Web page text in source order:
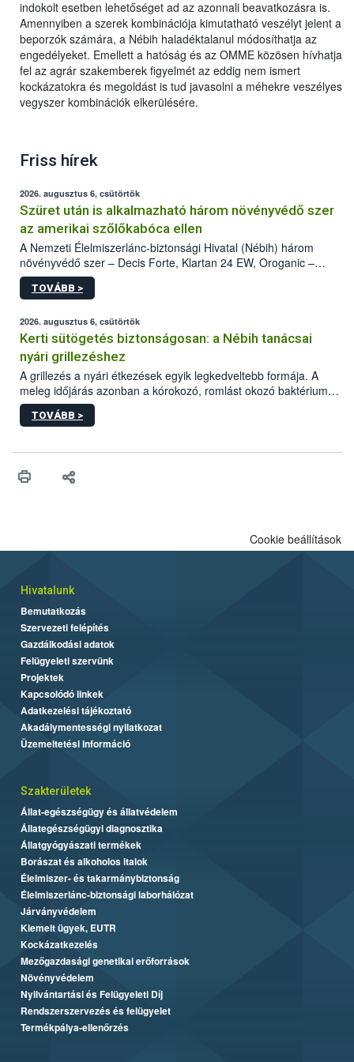
indokolt esetben lehetőséget ad az azonnali beavatkozásra is.
Amennyiben a szerek kombinációja kimutatható veszélyt jelent a
beporzók számára, a Nébih haladéktalanul módosíthatja az
engedélyeket. Emellett a hatóság és az OMME közösen hívhatja
fel az agrár szakemberek figyelmét az eddig nem ismert
kockázatokra és megoldást is tud javasolni a méhekre veszélyes
vegyszer kombinációk elkerülésére.
Friss hírek
2026. augusztus 6, csütörtök
Szüret után is alkalmazható három növényvédő szer
az amerikai szőlőkabóca ellen
A Nemzeti Élelmiszerlánc-biztonsági Hivatal (Nébih) három
növényvédő szer – Decis Forte, Klartan 24 EW, Oroganic –
engedélyokiratát módosította, így azok a szüretet követően,
egészen a vesszőérettség (BBCH 91) stádiumáig
érésű szőlőkben is legyen lehetőség a károsító elleni további
védekezésre. Az Oroganic készítmény kis kiszerelésben kiskerti
felhasználók számára is elérhető és ökológiai termesztésben is
engedélyezett.
TOVÁBB >
2026. augusztus 6, csütörtök
Kerti sütögetés biztonságosan: a Nébih tanácsai
nyári grillezéshez
A grillezés a nyári étkezések egyik legkedveltebb formája. A
meleg időjárás azonban a kórokozó, romlást okozó baktériumok
gyorsabb szaporodásának is kedvez. A szabadtéri sütögetés
ezért nem csupán a megfelelő sütési technikáról szól: legalább
higiéniai szabályok betartása, a megfelelő hőkezelés, valamint a
biztonsági Hivatal (Nébih) Oktatási Programja összegyűjtötte a
TOVÁBB >
Cookie beállítások
Hivatalunk
Bemutatkozás
Szervezeti felépítés
Gazdálkodási adatok
Felügyeleti szervünk
Projektek
Kapcsolódó linkek
Adatkezelési tájékoztató
Akadálymentességi nyilatkozat
Üzemeltetési információ
Szakterületek
Állat-egészségügy és állatvédelem
Állategészségügyi diagnosztika
Állatgyógyászati termékek
Borászat és alkoholos italok
Élelmiszer- és takarmánybiztonság
Élelmiszerlánc-biztonsági laborhálózat
Járványvédelem
Kiemelt ügyek, EUTR
Kockázatkezelés
Mezőgazdasági genetikai erőforrások
Növényvédelem
Nyilvántartási és Felügyeleti Díj
Rendszerszervezés és felügyelet
Termékpálya-ellenőrzés